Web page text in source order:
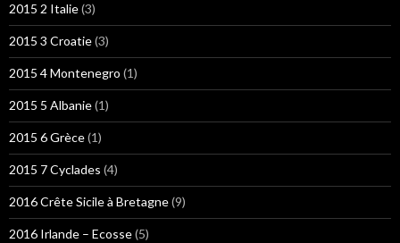
2015 2 Italie(3)
2015 3 Croatie(3)
2015 4 Montenegro (1)
2015 5 Albanie(1)
2015 6 Grèce(1)
2015 7 Cyclades (4)
2016 Crête Sicile à Bretagne(9)
2016 Irlande – Ecosse(5)